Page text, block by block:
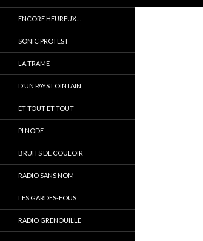
ENCORE HEUREUX…
SONIC PROTEST
LA TRAME
D’UN PAYS LOINTAIN
ET TOUT ET TOUT
PI NODE
BRUITS DE COULOIR
RADIO SANS NOM
LES GARDES-FOUS
RADIO GRENOUILLE